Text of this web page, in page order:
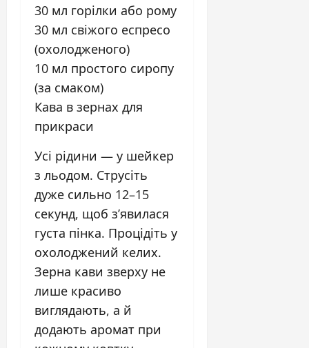
30 мл горілки або рому
30 мл свіжого еспресо
(охолодженого)
10 мл простого сиропу
(за смаком)
Кава в зернах для
прикраси
Усі рідини — у шейкер
з льодом. Струсіть
дуже сильно 12–15
секунд, щоб з’явилася
густа пінка. Процідіть у
охолоджений келих.
Зерна кави зверху не
лише красиво
виглядають, а й
додають аромат при